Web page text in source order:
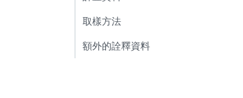
取樣方法
額外的詮釋資料